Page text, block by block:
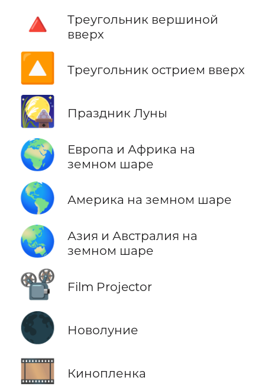
🔺
Треугольник вершиной
вверх
🔼 Треугольник острием вверх
🎑 Праздник Луны
🌍
Европа и Африка на
земном шаре
🌎 Америка на земном шаре
🌏
Азия и Австралия на
земном шаре
📽️ Film Projector
🌑 Новолуние
🎞️ Кинопленка